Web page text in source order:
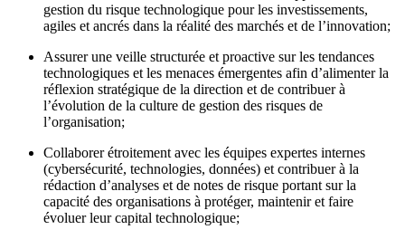
gestion du risque technologique pour les investissements,
agiles et ancrés dans la réalité des marchés et de l’innovation;
Assurer une veille structurée et proactive sur les tendances
technologiques et les menaces émergentes afin d’alimenter la
réflexion stratégique de la direction et de contribuer à
l’évolution de la culture de gestion des risques de
l’organisation;
Collaborer étroitement avec les équipes expertes internes
(cybersécurité, technologies, données) et contribuer à la
rédaction d’analyses et de notes de risque portant sur la
capacité des organisations à protéger, maintenir et faire
évoluer leur capital technologique;